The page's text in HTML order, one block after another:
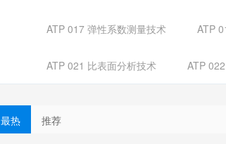
ATP 017 弹性系数测量技术 ATP
ATP 021 比表面分析技术 ATP
最热 推荐